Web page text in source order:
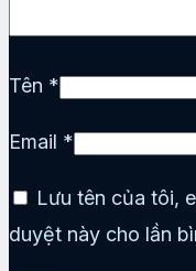
Tên *
Email *
Lưu tên của tôi,
duyệt này cho lần